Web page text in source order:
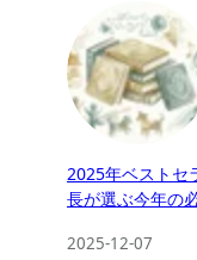
2025年ベストセ
長が選ぶ今年の
2025-12-07